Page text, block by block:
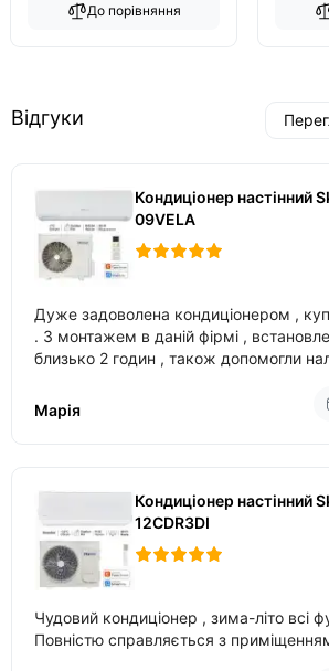
До порівняння
Відгуки
Кондиціонер настінний
09VELA
Дуже задоволена кондиціонером ,
. З монтажем в даній фірмі , встановлення зайняло
близько 2 годин , також допомогли налаштувати
Марія
Кондиціонер настінний
12CDR3DI
Чудовий кондиціонер , зима-літо всі
Повністю справляється з